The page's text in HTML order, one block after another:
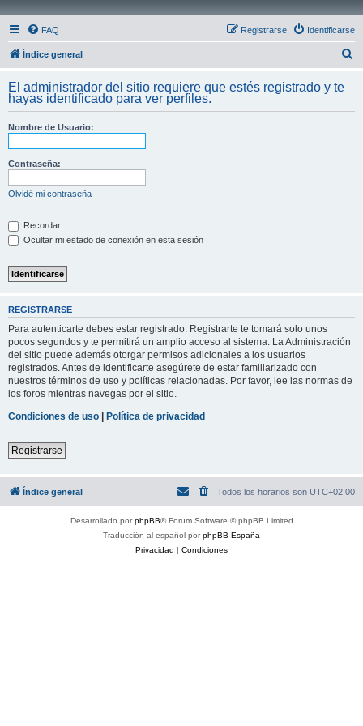
FAQ Identificarse
Registrarse
Índice general
c
El administrador del sitio requiere que estés registrado y te
hayas identificado para ver perfiles.
Nombre de Usuario:
Contraseña:
Olvidé mi contraseña
Recordar
Ocultar mi estado de conexión en esta sesión
REGISTRARSE
Para autenticarte debes estar registrado. Registrarte te tomará solo unos
pocos segundos y te permitirá un amplio acceso al sistema. La Administración
del sitio puede además otorgar permisos adicionales a los usuarios
registrados. Antes de identificarte asegúrete de estar familiarizado con
nuestros términos de uso y políticas relacionadas. Por favor, lee las normas de
los foros mientras navegas por el sitio.
Condiciones de uso | Política de privacidad
Registrarse
Índice general Todos los horarios son UTC+02:00
Desarrollado porphpBB® Forum Software © phpBB Limited
Traducción al español porphpBB España
Privacidad | Condiciones